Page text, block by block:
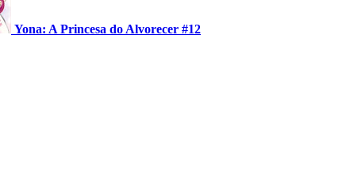
Yona: A Princesa do Alvorecer #12